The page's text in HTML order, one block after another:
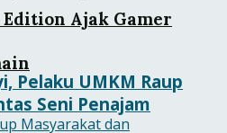
Ajak Gamer
Pelaku UMKM Raup
Seni Penajam